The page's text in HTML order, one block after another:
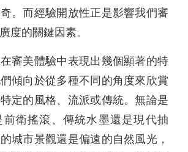
。而經驗開放性正是影響我們審
度的關鍵因素。
審美體驗中表現出幾個顯著的特
傾向於從多種不同的角度來欣賞
定的風格、流派或傳統。無論是
前衛搖滾、傳統水墨還是現代抽
城市景觀還是偏遠的自然風光，